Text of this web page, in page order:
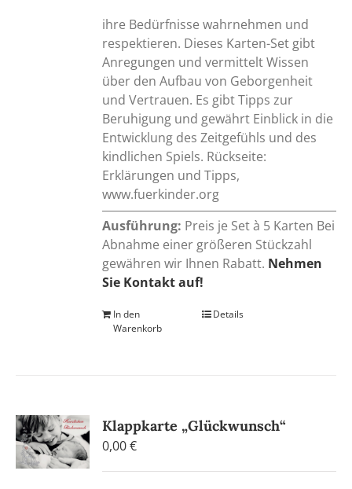
ihre Bedürfnisse wahrnehmen und
respektieren. Dieses Karten-Set gibt
Anregungen und vermittelt Wissen
über den Aufbau von Geborgenheit
und Vertrauen. Es gibt Tipps zur
Beruhigung und gewährt Einblick in die
Entwicklung des Zeitgefühls und des
kindlichen Spiels. Rückseite:
Erklärungen und Tipps,
www.fuerkinder.org
Ausführung: Preis je Set à 5 Karten Bei
Abnahme einer größeren Stückzahl
gewähren wir Ihnen Rabatt. Nehmen
Sie Kontakt auf!
In den
Warenkorb
Details
Klappkarte „Glückwunsch“
0,00€